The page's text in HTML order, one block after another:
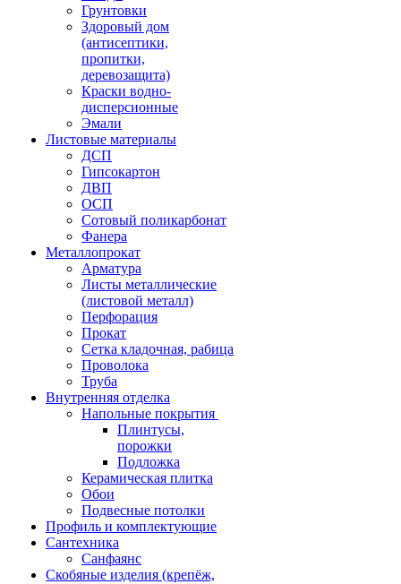
Грунтовки
Здоровый дом
(антисептики,
пропитки,
деревозащита)
Краски водно-
дисперсионные
Эмали
Листовые материалы
ДСП
Гипсокартон
ДВП
ОСП
Сотовый поликарбонат
Фанера
Металлопрокат
Арматура
Листы металлические
(листовой металл)
Перфорация
Прокат
Сетка кладочная, рабица
Проволока
Труба
Внутренняя отделка
Напольные покрытия
Плинтусы,
порожки
Подложка
Керамическая плитка
Обои
Подвесные потолки
Профиль и комплектующие
Сантехника
Санфаянс
Скобяные изделия (крепёж,